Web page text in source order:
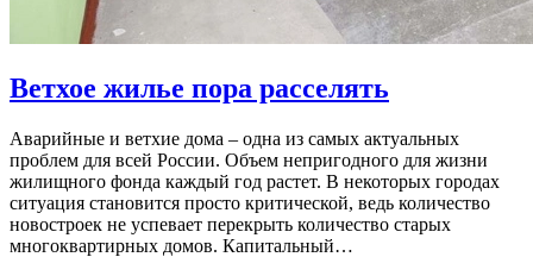
Ветхое жилье пора расселять
Аварийные и ветхие дома – одна из самых актуальных
проблем для всей России. Объем непригодного для жизни
жилищного фонда каждый год растет. В некоторых городах
ситуация становится просто критической, ведь количество
новостроек не успевает перекрыть количество старых
многоквартирных домов. Капитальный…